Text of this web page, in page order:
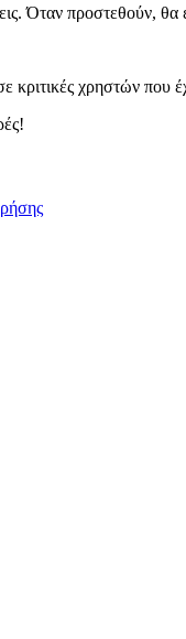
Όταν προστεθούν, θα
κριτικές χρηστών